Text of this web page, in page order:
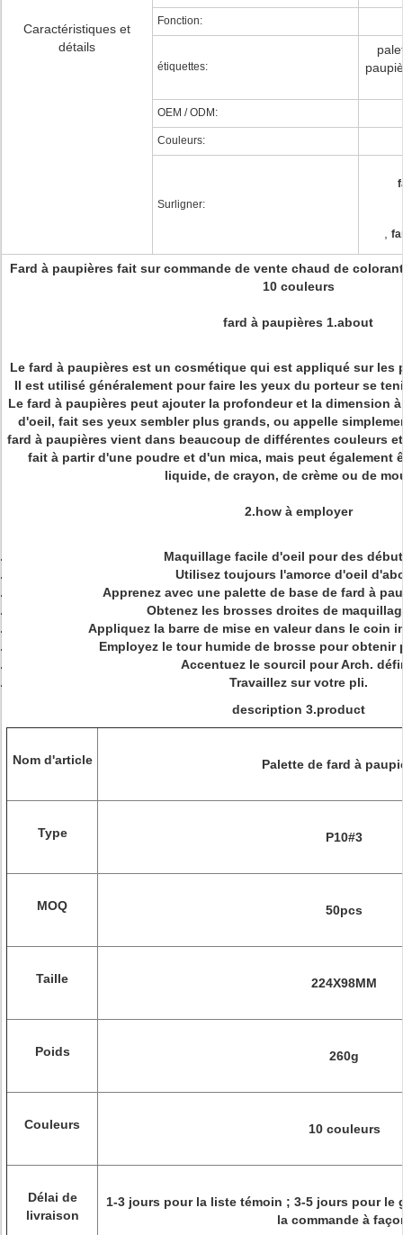
Caractéristiques et
détails
Fonction:
étiquettes:
OEM / ODM:
Couleurs:
Surligner:
Fard à paupières fait sur commande de vente chaud de
10 couleurs
fard à paupières 1.about
Le fard à paupières est un cosmétique qui est appliqué sur les
Il est utilisé généralement pour faire les yeux du porteur se
Le fard à paupières peut ajouter la profondeur et la dimension
d'oeil, fait ses yeux sembler plus grands, ou appelle
fard à paupières vient dans beaucoup de différentes couleurs
fait à partir d'une poudre et d'un mica, mais peut également
liquide, de crayon, de crème ou de
2.how à employer
Maquillage facile d'oeil pour des
Utiliseztoujours l'amorce d'oeil
Apprenez avec une palette de base de fard à
Obtenez les brosses droites de
Appliquez la barre de mise en valeur dans le coin
Employezle tour humide de brosse pour obtenir
Accentuez le sourcil pour Arch.
Travaillez sur votre pli.
description 3.product
Nom d'article Palette de fard à
Type P10#3
MOQ 50pcs
Taille 224X98MM
Poids 260g
Couleurs 10 couleurs
Délai de
livraison
1-3 jours pour la liste témoin ; 3-5 jours pour le
la commande à